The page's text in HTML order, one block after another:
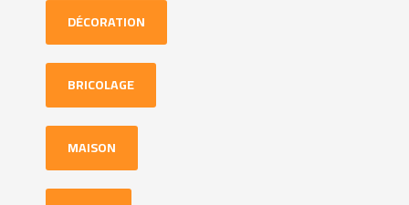
DÉCORATION
BRICOLAGE
MAISON